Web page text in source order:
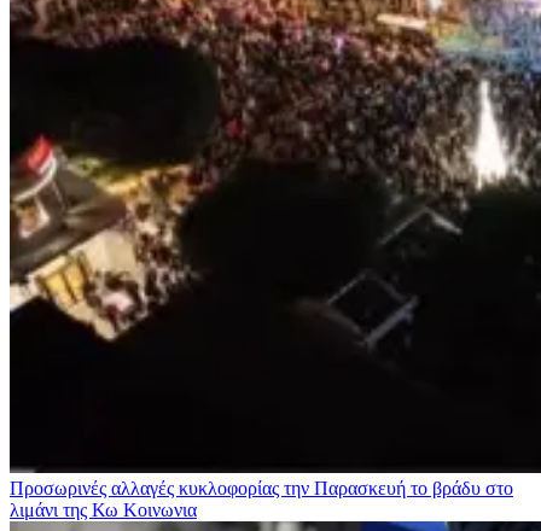
Προσωρινές αλλαγές κυκλοφορίας την Παρασκευή το βράδυ στο
λιμάνι της Κω Κοινωνια